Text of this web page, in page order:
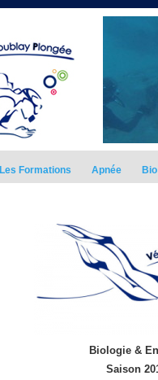
Les Formations Apnée Bio
Biologie &
Saison